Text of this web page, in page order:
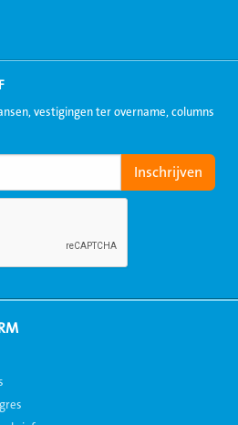
vestigingen ter overname, columns